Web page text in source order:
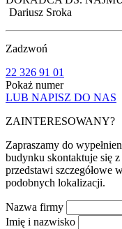
Dariusz Sroka
Zadzwoń
22 326 91 01
Pokaż numer
LUB NAPISZ DO NAS
ZAINTERESOWANY?
Zapraszamy do
budynku skontaktuje się
przedstawi szczegółowe
podobnych lokalizacji.
Nazwa firmy
Imię i nazwisko